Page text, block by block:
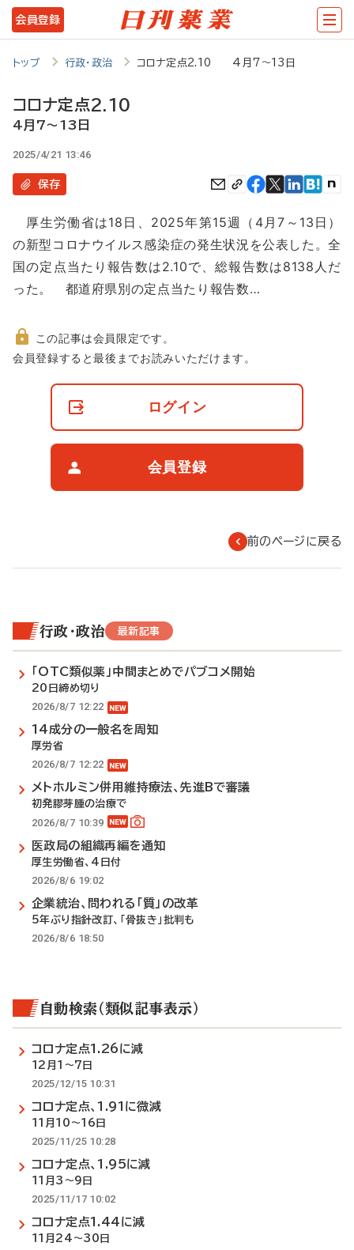
メ
イ
ツ
移
動
会員登録
トップ 行政・政治 コロナ定点2.10 4月7～13日
コロナ定点2.10
4月7～13日
2025/4/21 13:46
保存
厚生労働省は18日、2025年第15週（4月7～13日）
の新型コロナウイルス感染症の発生状況を公表した。全
国の定点当たり報告数は2.10で、総報告数は8138人だ
った。 都道府県別の定点当たり報告数…
非
この記事は会員限定です。
会員登録すると最後までお読みいただけます。
ログイン
会員登録
前のページに戻る
行政・政治 最新記事
「OTC類似薬」中間まとめでパブコメ開始
20日締め切り
2026/8/7 12:22
14成分の一般名を周知
厚労省
2026/8/7 12:22
メトホルミン併用維持療法、先進Bで審議
初発膠芽腫の治療で
2026/8/7 10:39
医政局の組織再編を通知
厚生労働省、4日付
2026/8/6 19:02
企業統治、問われる「質」の改革
5年ぶり指針改訂、「骨抜き」批判も
2026/8/6 18:50
自動検索（類似記事表示）
コロナ定点1.26に減
12月1～7日
2025/12/15 10:31
コロナ定点、1.91に微減
11月10～16日
2025/11/25 10:28
コロナ定点、1.95に減
11月3～9日
2025/11/17 10:02
コロナ定点1.44に減
11月24～30日